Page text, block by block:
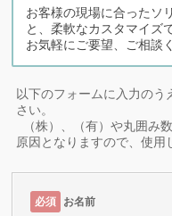
お客様の現場に合ったソ
と、柔軟なカスタマイズ
お気軽にご要望、ご相談
以下のフォームに入力の
さい。
（株）、（有）や丸囲み
原因となりますので、使用
必須 お名前